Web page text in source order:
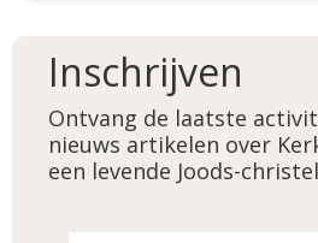
Inschrijven
Ontvang de laatste
nieuws artikelen over
een levende Joods-